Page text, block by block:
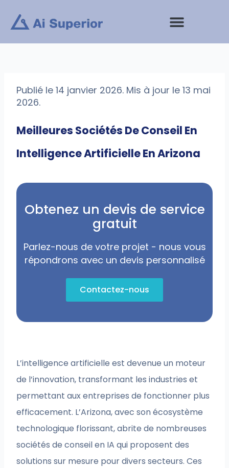
contenu
Publié le 14 janvier 2026. Mis à jour le 13 mai
2026.
Meilleures Sociétés De Conseil En
Intelligence Artificielle En Arizona
Obtenez un devis de service
gratuit
Parlez-nous de votre projet - nous vous
répondrons avec un devis personnalisé
Contactez-nous
L’intelligence artificielle est devenue un moteur
de l’innovation, transformant les industries et
permettant aux entreprises de fonctionner plus
efficacement. L’Arizona, avec son écosystème
technologique florissant, abrite de nombreuses
sociétés de conseil en IA qui proposent des
solutions sur mesure pour divers secteurs. Ces